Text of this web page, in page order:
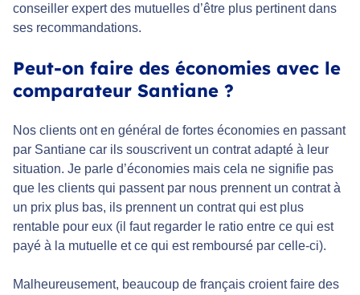
conseiller expert des mutuelles d’être plus pertinent dans
ses recommandations.
Peut-on faire des économies avec le
comparateur Santiane ?
Nos clients ont en général de fortes économies en passant
par Santiane car ils souscrivent un contrat adapté à leur
situation. Je parle d’économies mais cela ne signifie pas
que les clients qui passent par nous prennent un contrat à
un prix plus bas, ils prennent un contrat qui est plus
rentable pour eux (il faut regarder le ratio entre ce qui est
payé à la mutuelle et ce qui est remboursé par celle-ci).
Malheureusement, beaucoup de français croient faire des